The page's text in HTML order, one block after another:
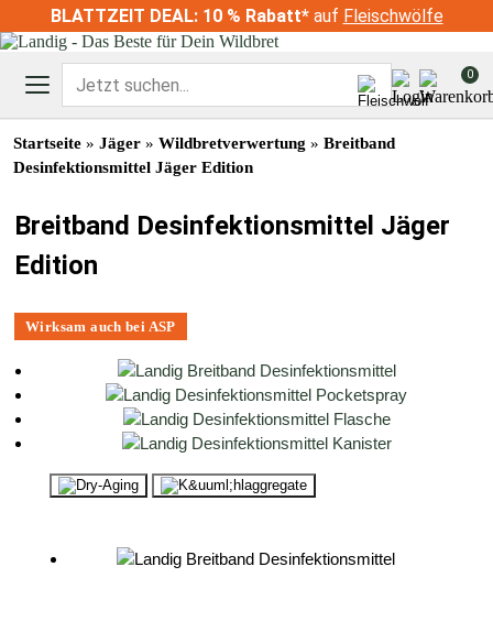
to
content
BLATTZEIT DEAL: 10 % Rabatt*auf Fleischwölfe
0
PRODUKTE
Wildkühlschränke
Wildkühlzellen
Zubehör Wildkühlzellen
Kühlaggregate
Kühlraumtüren
Wildtiefkühlschrank
Konfiskatkühlung
Kühlboxen
LJV-AKTION
MAGAZIN
UNTERNEHMEN
Startseite » Jäger » Wildbretverwertung » Breitband
Desinfektionsmittel Jäger Edition
Breitband Desinfektionsmittel Jäger
Edition
Wirksam auch bei ASP